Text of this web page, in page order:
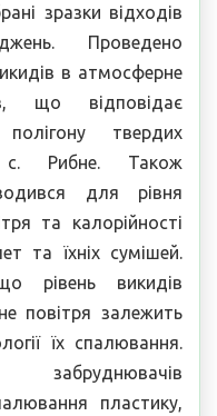
зразки відходів
Проведено
в атмосферне
що відповідає
твердих
с. Рибне. Також
для рівня
та калорійності
та їхніх сумішей.
рівень викидів
повітря залежить
їх спалювання.
пластику,